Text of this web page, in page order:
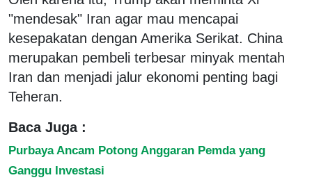
"mendesak" Iran agar mau mencapai
kesepakatan dengan Amerika Serikat. China
merupakan pembeli terbesar minyak mentah
Iran dan menjadi jalur ekonomi penting bagi
Teheran.
Baca Juga :
Purbaya Ancam Potong Anggaran Pemda yang
Ganggu Investasi